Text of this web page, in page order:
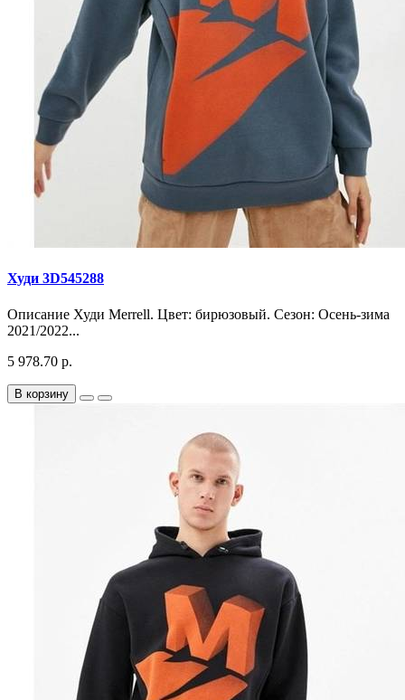
Худи 3D545288
Описание Худи Merrell. Цвет: бирюзовый. Сезон: Осень-зима
2021/2022...
5 978.70 р.
В корзину